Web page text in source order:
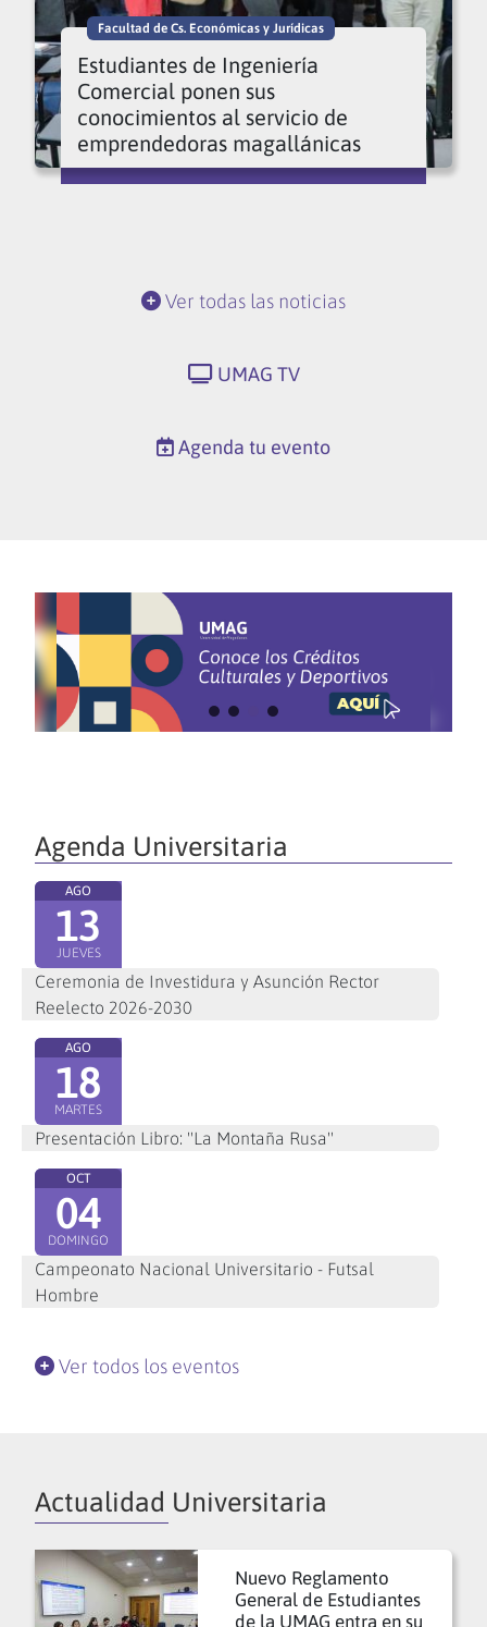
Facultad de Cs. Económicas y Jurídicas
Estudiantes de Ingeniería
Comercial ponen sus
conocimientos al servicio de
emprendedoras magallánicas
Ver todas las noticias
UMAG TV
Agenda tu evento
Agenda Universitaria
AGO
13
JUEVES
Ceremonia de Investidura y Asunción Rector
Reelecto 2026-2030
AGO
18
MARTES
Presentación Libro: "La Montaña Rusa"
OCT
04
DOMINGO
Campeonato Nacional Universitario - Futsal
Hombre
Ver todos los eventos
Actualidad Universitaria
Nuevo Reglamento
General de Estudiantes
de la UMAG entra en su